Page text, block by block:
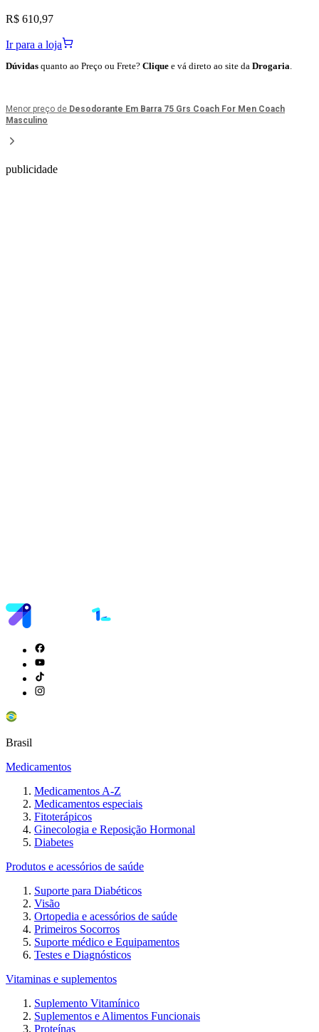
R$ 610,97
Ir para a loja
Dúvidas quanto ao Preço ou Frete? Clique e vá direto ao site da Drogaria.
Menor preço de Desodorante Em Barra 75 Grs Coach For Men Coach
Masculino
publicidade
Brasil
Medicamentos
Medicamentos A-Z
Medicamentos especiais
Fitoterápicos
Ginecologia e Reposição Hormonal
Diabetes
Produtos e acessórios de saúde
Suporte para Diabéticos
Visão
Ortopedia e acessórios de saúde
Primeiros Socorros
Suporte médico e Equipamentos
Testes e Diagnósticos
Vitaminas e suplementos
Suplemento Vitamínico
Suplementos e Alimentos Funcionais
Proteínas